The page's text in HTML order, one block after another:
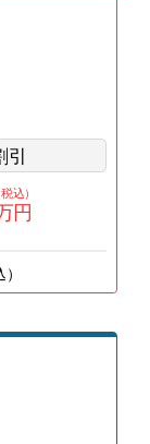
引
円
税込）